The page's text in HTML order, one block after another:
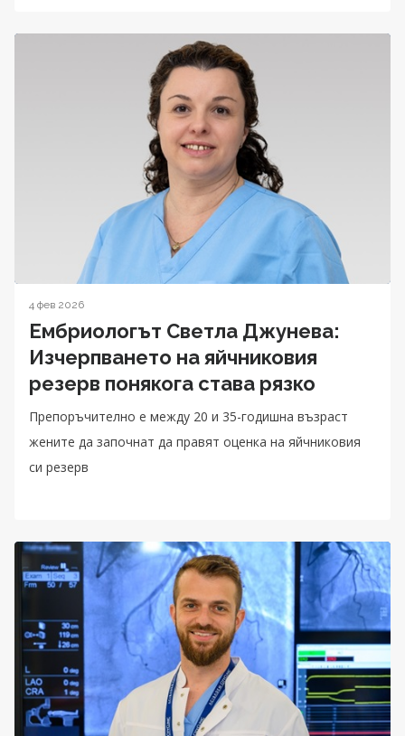
4 фев 2026
Ембриологът Светла Джунева:
Изчерпването на яйчниковия
резерв понякога става рязко
Препоръчително е между 20 и 35-годишна възраст
жените да започнат да правят оценка на яйчниковия
си резерв